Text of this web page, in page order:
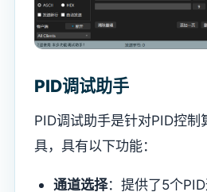
PID调试助手
PID调试助手是针对PID控制
具，具有以下功能：
通道选择：提供了5个PID